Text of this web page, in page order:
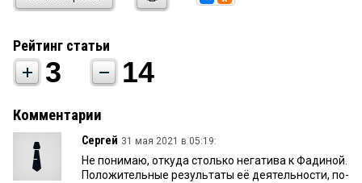
Рейтинг статьи
3 14
Комментарии
Сергей 31 мая 2021 в 05:19:
Не понимаю, откуда столько негатива к Фадиной.
Положительные результаты её деятельности, по-